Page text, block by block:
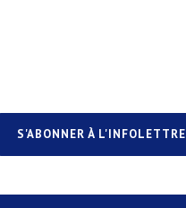
S'ABONNER À L'INFOLETTRE